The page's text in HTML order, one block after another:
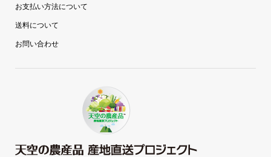
お支払い方法について
送料について
お問い合わせ